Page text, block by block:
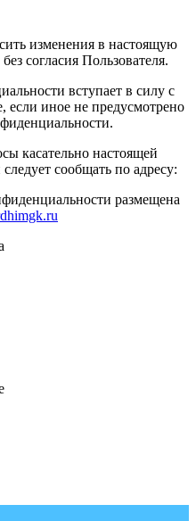
изменения в настоящую
согласия Пользователя.
вступает в силу с
если иное не предусмотрено
касательно настоящей
сообщать по адресу:
размещена